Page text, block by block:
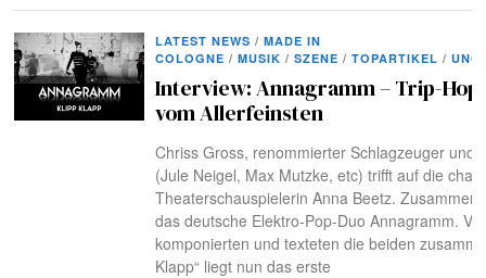
LATEST NEWS / MADE IN
COLOGNE / MUSIK / SZENE / TOPARTIKEL /
Interview: Annagramm – Trip-Hop
vom Allerfeinsten
Chriss Gross, renommierter Schlagzeuger und
(Jule Neigel, Max Mutzke, etc) trifft auf die
Theaterschauspielerin Anna Beetz. Zusammen
das deutsche Elektro-Pop-Duo Annagramm.
komponierten und texteten die beiden
Klapp“ liegt nun das erste